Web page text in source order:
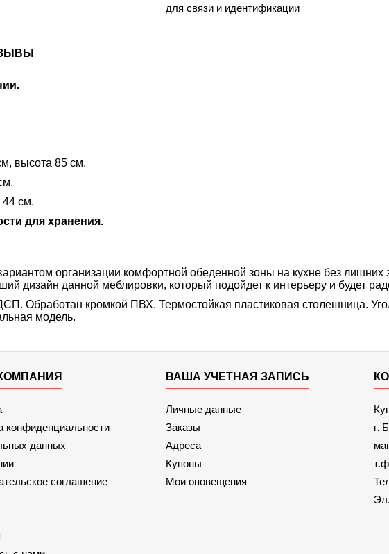
для связи и идентификации
высота 85 см.
см.
для хранения.
организации комфортной обеденной зоны на кухне без
дизайн данной меблировки, который подойдет к интерьеру и будет
Обработан кромкой ПВХ. Термостойкая пластиковая столешница.
модель.
конфиденциальности
данных
соглашение
ВАША УЧЕТНАЯ ЗАПИСЬ
Личные данные
Заказы
Адреса
Купоны
Мои оповещения
г.